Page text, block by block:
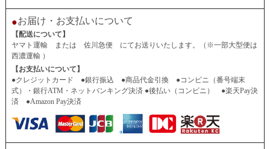
●お届け・お支払いについて
【配送について】
ヤマト運輸 または 佐川急便 にてお送りいたします。（※一部大型便は
西濃運輸 ）
【お支払いについて】
●クレジットカード ●銀行振込 ●商品代金引換 ●コンビニ（番号端末
式）・銀行ATM・ネットバンキング決済 ●後払い（コンビニ） ●楽天Pay決
済 ●Amazon Pay決済